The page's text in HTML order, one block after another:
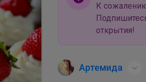
К
открытия!
Артемида